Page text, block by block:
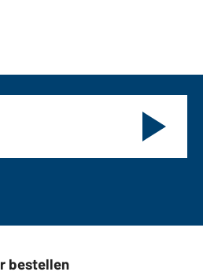
bestellen